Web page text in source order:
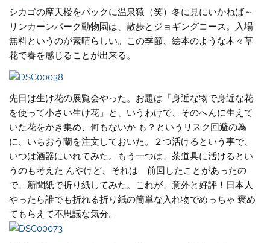
シカゴの摩天楼をバックに温泉猿（笑）冬に見にいかねば～
リンカーンパーク動物園は、散歩とジョギングコース。入場
無料というのが素晴らしい。この季節、絵本のような木々草
花で春を感じることが出来る。
先日は生け花の展覧会やった。お題は「身近な物で身近な花
を使って小さい生け花」と、いうわけで、そのへんに生えて
いた花をかき集め、何もないか も？というリスク回避の為
に、いちおう蘭を注文しておいた。２つ活けるという事で、
いつは酒器にいれてみた。もう一つは、茶道具に活けるとい
うのも考えた んやけど、それは 前回したことがあったの
で、新聞紙で折り紙してみた。これが、意外と好評！日本人
やったら誰でも折れる折り紙の簡単な入れ物でめっちゃ 褒め
てもらえて不思議な気分。